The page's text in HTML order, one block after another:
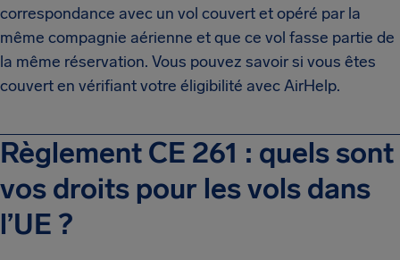
correspondance avec un vol couvert et opéré par la
même compagnie aérienne et que ce vol fasse partie de
la même réservation. Vous pouvez savoir si vous êtes
couvert en vérifiant votre éligibilité avec AirHelp.
Règlement CE 261 : quels sont
vos droits pour les vols dans
l’UE ?